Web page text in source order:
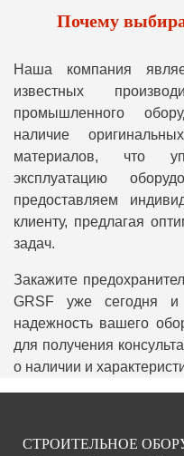
Почему
Наша компания
известных
промышленного
наличие
материалов, что
эксплуатацию
предоставляем
клиенту, предлагая
задач.
Закажите
GRSF уже сегодня и
надежность вашего
для получения
о наличии и
СТРОИТЕЛЬНОЕ